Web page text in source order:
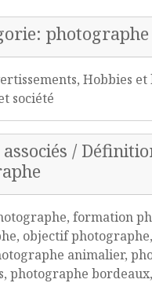
photographe
Hobbies et
société
/
formation
objectif
animalier,
photographe